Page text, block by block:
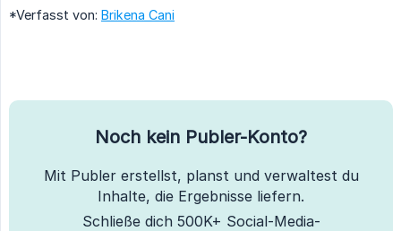
*Verfasst von: Brikena Cani
Noch kein Publer-Konto?
Mit Publer erstellst, planst und verwaltest du
Inhalte, die Ergebnisse liefern.
Schließe dich 500K+ Social-Media-